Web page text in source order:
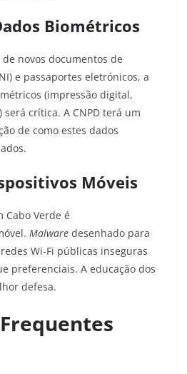
Biométricos
novos documentos de
e passaportes eletrónicos, a
(impressão digital,
crítica. A CNPD terá um
de como estes dados
Móveis
Cabo Verde é
Malware desenhado para
Wi-Fi públicas inseguras
preferenciais. A educação dos
defesa.